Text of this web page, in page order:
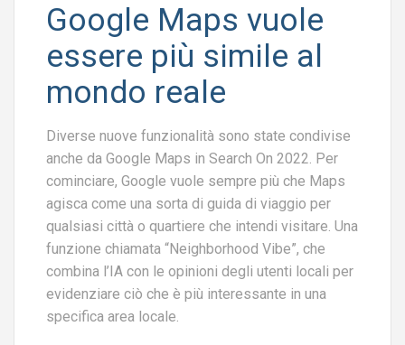
Google Maps vuole
essere più simile al
mondo reale
Diverse nuove funzionalità sono state condivise
anche da Google Maps in Search On 2022. Per
cominciare, Google vuole sempre più che Maps
agisca come una sorta di guida di viaggio per
qualsiasi città o quartiere che intendi visitare. Una
funzione chiamata “Neighborhood Vibe”, che
combina l’IA con le opinioni degli utenti locali per
evidenziare ciò che è più interessante in una
specifica area locale.